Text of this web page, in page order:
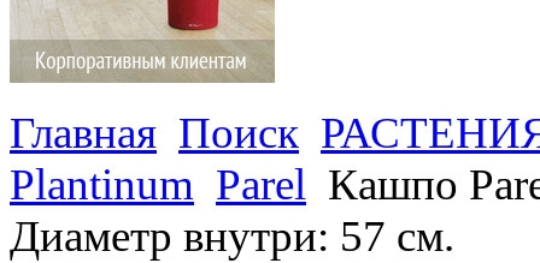
Главная Поиск
Plantinum Parel Кашпо
Диаметр внутри: 57 см.